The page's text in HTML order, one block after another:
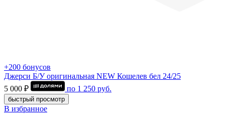
+200 бонусов
Джерси Б/У оригинальная NEW Кошелев бел 24/25
5 000 ₽
по 1 250 руб.
быстрый просмотр
В избранное